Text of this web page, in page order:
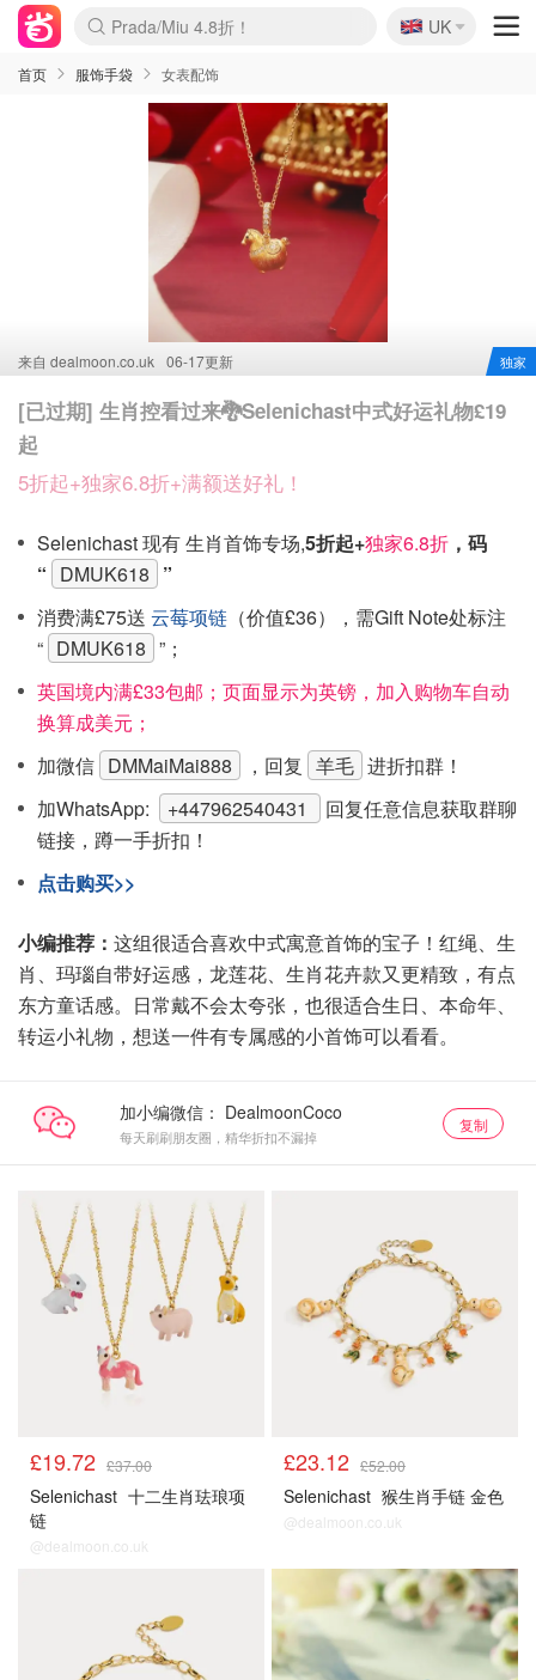
麦卢卡蜂蜜夏促！个位数！
Prada/Miu 4.8折！
啥？必胜客披萨5折！
🇬🇧
UK
首页 服饰手袋 女表配饰
来自 dealmoon.co.uk 06-17更新 独家
[已过期] 生肖控看过来🐉Selenichast中式好运礼物£19
起
5折起+独家6.8折+满额送好礼！
Selenichast 现有 生肖首饰专场,5折起+独家6.8折 ，码
“ DMUK618 ”
消费满£75送 云莓项链 （价值£36），需Gift Note处标注
“ DMUK618 ”；
英国境内满£33包邮；页面显示为英镑，加入购物车自动
换算成美元；
加微信 DMMaiMai888 ，回复 羊毛 进折扣群！
加WhatsApp:
+447962540431
回复任意信息获取群聊
链接，蹲一手折扣！
点击购买>>
小编推荐： 这组很适合喜欢中式寓意首饰的宝子！红绳、生
肖、玛瑙自带好运感，龙莲花、生肖花卉款又更精致，有点
东方童话感。日常戴不会太夸张，也很适合生日、本命年、
转运小礼物，想送一件有专属感的小首饰可以看看。
加小编微信：
每天刷刷朋友圈，精华折扣不漏掉
复制
£19.72 £37.00
Selenichast 十二生肖珐琅项
链
@dealmoon.co.uk
£23.12 £52.00
Selenichast 猴生肖手链 金色
@dealmoon.co.uk